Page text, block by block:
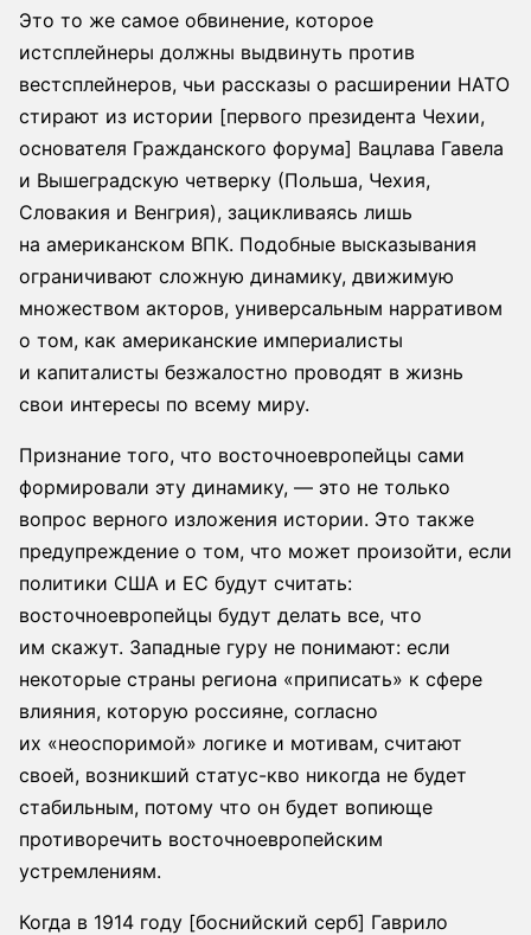
Это то же самое обвинение, которое
истсплейнеры должны выдвинуть против
вестсплейнеров, чьи рассказы о расширении НАТО
стирают из истории [первого президента Чехии,
основателя Гражданского форума] Вацлава Гавела
и Вышеградскую четверку (Польша, Чехия,
Словакия и Венгрия), зацикливаясь лишь
на американском ВПК. Подобные высказывания
ограничивают сложную динамику, движимую
множеством акторов, универсальным нарративом
о том, как американские империалисты
и капиталисты безжалостно проводят в жизнь
свои интересы по всему миру.
Признание того, что восточноевропейцы сами
формировали эту динамику, — это не только
вопрос верного изложения истории. Это также
предупреждение о том, что может произойти, если
политики США и ЕС будут считать:
восточноевропейцы будут делать все, что
им скажут. Западные гуру не понимают: если
некоторые страны региона «приписать» к сфере
влияния, которую россияне, согласно
их «неоспоримой» логике и мотивам, считают
своей, возникший статус-кво никогда не будет
стабильным, потому что он будет вопиюще
противоречить восточноевропейским
устремлениям.
Когда в 1914 году [боснийский серб] Гаврило